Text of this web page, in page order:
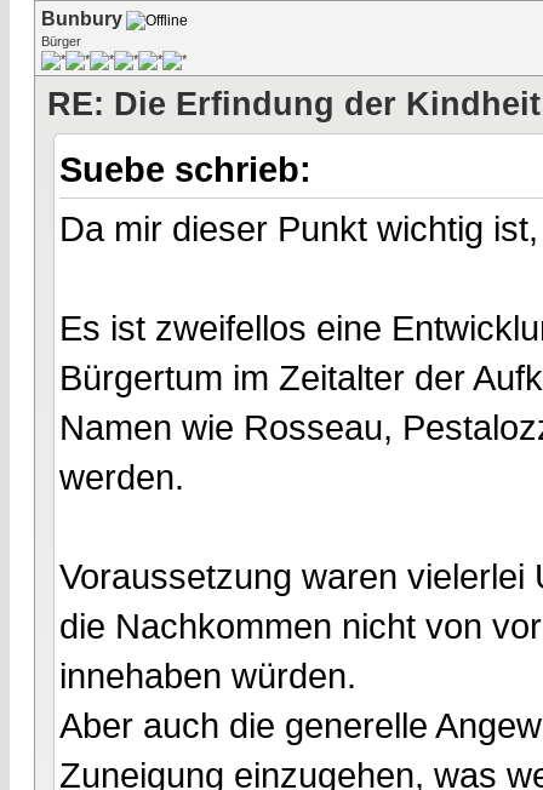
Bunbury
Bürger
RE: Die Erfindung der Kindheit
Suebe schrieb:
Da mir dieser Punkt wichtig
Es ist zweifellos eine
Bürgertum im Zeitalter der
Namen wie Rosseau,
werden.
Voraussetzung waren
die Nachkommen nicht von
innehaben würden.
Aber auch die generelle
Zuneigung einzugehen, was